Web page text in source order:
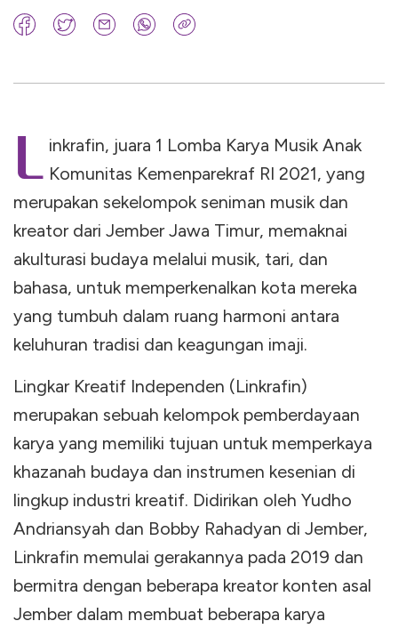
L inkrafin, juara 1 Lomba Karya Musik Anak
Komunitas Kemenparekraf RI 2021, yang
merupakan sekelompok seniman musik dan
kreator dari Jember Jawa Timur, memaknai
akulturasi budaya melalui musik, tari, dan
bahasa, untuk memperkenalkan kota mereka
yang tumbuh dalam ruang harmoni antara
keluhuran tradisi dan keagungan imaji.
Lingkar Kreatif Independen (Linkrafin)
merupakan sebuah kelompok pemberdayaan
karya yang memiliki tujuan untuk memperkaya
khazanah budaya dan instrumen kesenian di
lingkup industri kreatif. Didirikan oleh Yudho
Andriansyah dan Bobby Rahadyan di Jember,
Linkrafin memulai gerakannya pada 2019 dan
bermitra dengan beberapa kreator konten asal
Jember dalam membuat beberapa karya